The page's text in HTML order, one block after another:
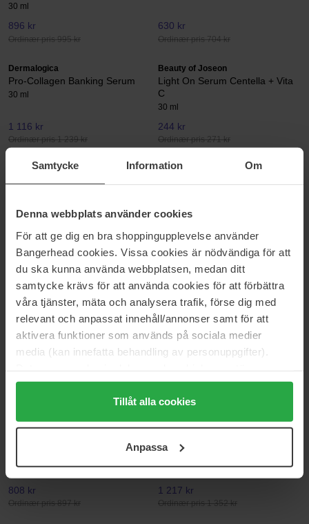
Samtycke Information Om
Denna webbplats använder cookies
För att ge dig en bra shoppingupplevelse använder
Bangerhead cookies. Vissa cookies är nödvändiga för att
du ska kunna använda webbplatsen, medan ditt
samtycke krävs för att använda cookies för att förbättra
våra tjänster, mäta och analysera trafik, förse dig med
relevant och anpassat innehåll/annonser samt för att
aktivera funktioner som används på sociala medier
media (kan innefatta behandling av personuppgifter).
Genom att trycka på "Tillåt alla cookies" accepterar du
alla cookies, medan du under "Detaljer" kan anpassa
användningen av cookies. Du kan när som helst återkalla
samt vår Integritetspolicy.
Tillåt alla cookies
Anpassa
30 ml
896 kr
Ordinær pris 995 kr
630 kr
Ordinær pris 704 kr
Dermalogica
Pro-Collagen Banking Serum
30 ml
1 116 kr
Ordinær pris 1 239 kr
Beauty of Joseon
Light On Serum Centella + Vita
C
30 ml
244 kr
Ordinær pris 271 kr
Dermalogica
AGE smart
1 964 kr
Dermalogica
1 189 kr
Clarins
Double Serum Hydric + Lipidic
system
50 ml
921 kr
Dermalogica
PowerBright Dark Spot Serum
30 ml
1 222 kr
Medik8
30 ml
Dermalogica
100 ml
1 747 kr
808 kr
Ordinær pris 897 kr
Dermalogica
1 217 kr
Ordinær pris 1 352 kr